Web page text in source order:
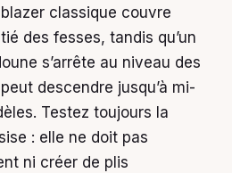
classique couvre
des fesses, tandis qu’un
s’arrête au niveau des
descendre jusqu’à mi-
Testez toujours la
: elle ne doit pas
ni créer de plis